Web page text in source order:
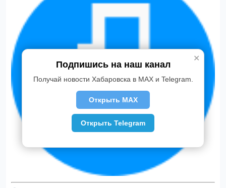
✕
Подпишись на наш канал
Получай новости Хабаровска в MAX и Telegram.
Открыть MAX
Открыть Telegram